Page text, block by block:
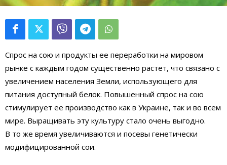
Спрос на сою и продукты ее переработки на мировом
рынке с каждым годом существенно растет, что связано с
увеличением населения Земли, использующего для
питания доступный белок. Повышенный спрос на сою
стимулирует ее производство как в Украине, так и во всем
мире. Выращивать эту культуру стало очень выгодно.
В то же время увеличиваются и посевы генетически
модифицированной сои.